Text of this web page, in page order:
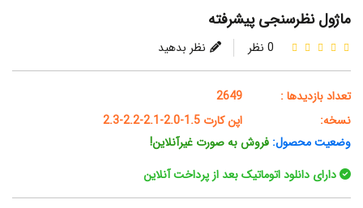
ماژول نظرسنجی پیشرفته
0 نظر نظر بدهید
تعداد بازدیدها :
2649
نسخه:
اپن کارت 1.5-2.0-2.1-2.2-2.3
وضعیت محصول: فروش به صورت غیرآنلاین!
دارای دانلود اتوماتیک بعد از پرداخت آنلاین